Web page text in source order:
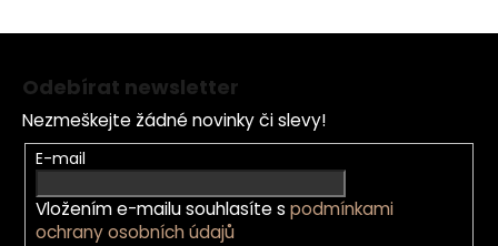
Z
Odebírat newsletter
Nezmeškejte žádné novinky či slevy!
E-mail
Vložením e-mailu souhlasíte s podmínkami
ochrany osobních údajů